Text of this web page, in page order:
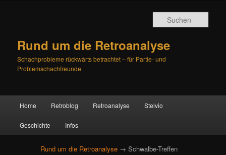
Rund um die Retroanalyse
Schachprobleme rückwärts betrachtet – für Partie- und
Problemschachfreunde
Zum
primären
Inhalt
Zum
sekundären
Inhalt
Home Retroblog Retroanalyse Stelvio
Geschichte Infos
Rund um die Retroanalyse → Schwalbe-Treffen